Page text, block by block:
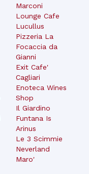
Marconi
Lounge Cafe
Lucullus
Pizzeria La
Focaccia da
Gianni
Exit Cafe'
Cagliari
Enoteca Wines
Shop
Il Giardino
Funtana Is
Arinus
Le 3 Scimmie
Neverland
Maro'